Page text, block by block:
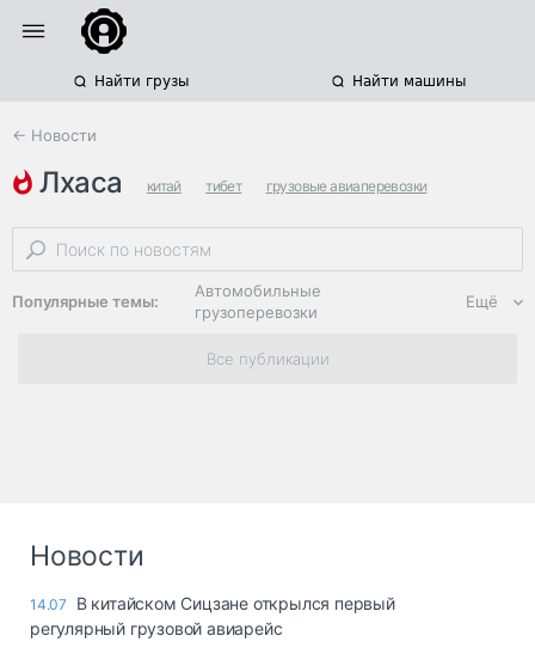
Найти грузы Найти машины
← Новости
лхаса китай тибет грузовые авиаперевозки
Популярные темы:
Автомобильные
грузоперевозки
Региональная
логистика
опасные грузы
Ещё
Все публикации
Новости
14.07
В китайском Сицзане открылся первый
регулярный грузовой авиарейс